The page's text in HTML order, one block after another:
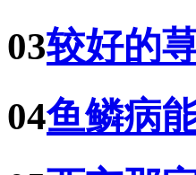
03较好的
04鱼鳞病